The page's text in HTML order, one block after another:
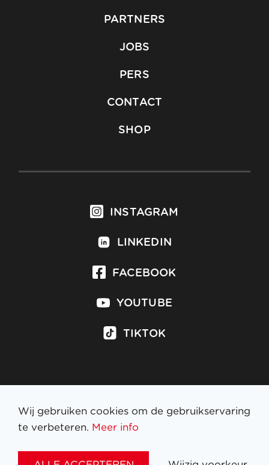
PARTNERS
JOBS
PERS
CONTACT
SHOP
INSTAGRAM
LINKEDIN
FACEBOOK
YOUTUBE
TIKTOK
Inschrijven op nieuwsbrief
Wij gebruiken cookies om de gebruikservaring
te verbeteren. Meer info